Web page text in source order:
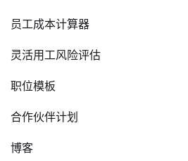
员工成本计算器
灵活用工风险评估
职位模板
合作伙伴计划
博客